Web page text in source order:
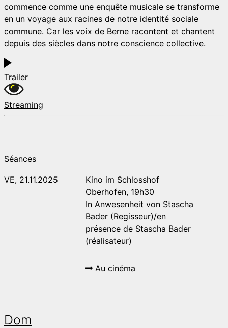
commence comme une enquête musicale se transforme
en un voyage aux racines de notre identité sociale
commune. Car les voix de Berne racontent et chantent
depuis des siècles dans notre conscience collective.
Trailer
Streaming
Séances
VE, 21.11.2025
Kino im Schlosshof
Oberhofen, 19h30
In Anwesenheit von Stascha
Bader (Regisseur)/en
présence de Stascha Bader
(réalisateur)
Au cinéma
Dom